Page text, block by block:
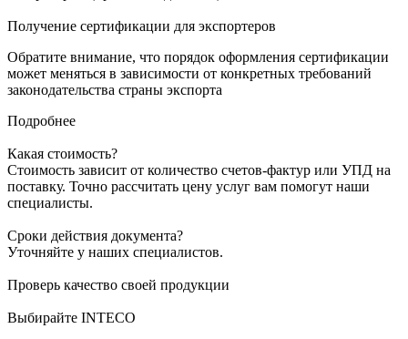
Получение сертификации для экспортеров
Обратите внимание, что порядок оформления сертификации
может меняться в зависимости от конкретных требований
законодательства страны экспорта
Подробнее
Какая стоимость?
Стоимость зависит от количество счетов-фактур или УПД на
поставку. Точно рассчитать цену услуг вам помогут наши
специалисты.
Сроки действия документа?
Уточняйте у наших специалистов.
Проверь качество своей продукции
Выбирайте INTECO